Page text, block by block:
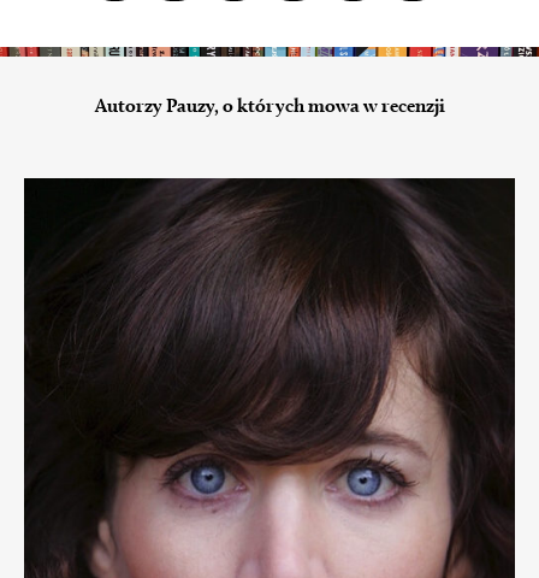
Autorzy Pauzy, o których mowa w recenzji